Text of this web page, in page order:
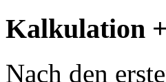
Kalkulation
Nach den